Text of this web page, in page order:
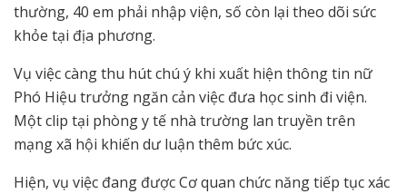
thường, 40 em phải nhập viện, số còn lại theo dõi sức
khỏe tại địa phương.
Vụ việc càng thu hút chú ý khi xuất hiện thông tin nữ
Phó Hiệu trưởng ngăn cản việc đưa học sinh đi viện.
Một clip tại phòng y tế nhà trường lan truyền trên
mạng xã hội khiến dư luận thêm bức xúc.
Hiện, vụ việc đang được Cơ quan chức năng tiếp tục xác